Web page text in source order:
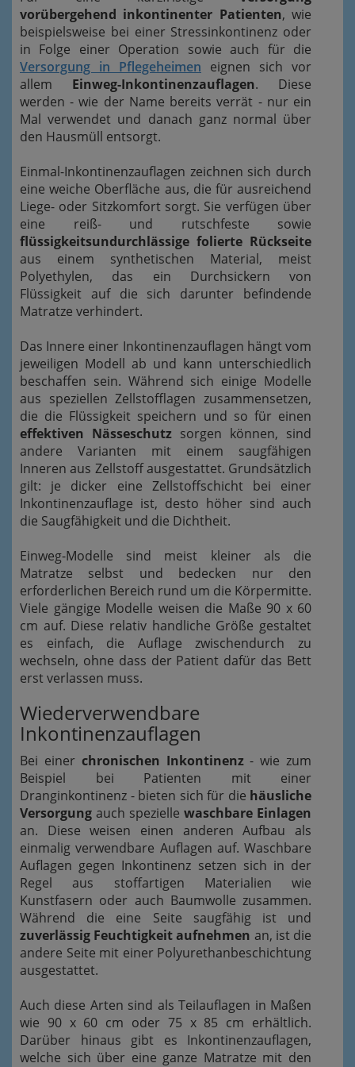
vorübergehend inkontinenter Patienten, wie
beispielsweise bei einer Stressinkontinenz oder
in Folge einer Operation sowie auch für die
Versorgung in Pflegeheimen eignen sich vor
allem Einweg-Inkontinenzauflagen. Diese
werden - wie der Name bereits verrät - nur ein
Mal verwendet und danach ganz normal über
den Hausmüll entsorgt.
Einmal-Inkontinenzauflagen zeichnen sich durch
eine weiche Oberfläche aus, die für ausreichend
Liege- oder Sitzkomfort sorgt. Sie verfügen über
eine reiß- und rutschfeste sowie
flüssigkeitsundurchlässige folierte Rückseite
aus einem synthetischen Material, meist
Polyethylen, das ein Durchsickern von
Flüssigkeit auf die sich darunter befindende
Matratze verhindert.
Das Innere einer Inkontinenzauflagen hängt vom
jeweiligen Modell ab und kann unterschiedlich
beschaffen sein. Während sich einige Modelle
aus speziellen Zellstofflagen zusammensetzen,
die die Flüssigkeit speichern und so für einen
effektiven Nässeschutz sorgen können, sind
andere Varianten mit einem saugfähigen
Inneren aus Zellstoff ausgestattet. Grundsätzlich
gilt: je dicker eine Zellstoffschicht bei einer
Inkontinenzauflage ist, desto höher sind auch
die Saugfähigkeit und die Dichtheit.
Einweg-Modelle sind meist kleiner als die
Matratze selbst und bedecken nur den
erforderlichen Bereich rund um die Körpermitte.
Viele gängige Modelle weisen die Maße 90 x 60
cm auf. Diese relativ handliche Größe gestaltet
es einfach, die Auflage zwischendurch zu
wechseln, ohne dass der Patient dafür das Bett
erst verlassen muss.
Wiederverwendbare
Inkontinenzauflagen
Bei einer chronischen Inkontinenz- wie zum
Beispiel bei Patienten mit einer
Dranginkontinenz - bieten sich für die häusliche
Versorgung auch spezielle waschbare Einlagen
an. Diese weisen einen anderen Aufbau als
einmalig verwendbare Auflagen auf. Waschbare
Auflagen gegen Inkontinenz setzen sich in der
Regel aus stoffartigen Materialien wie
Kunstfasern oder auch Baumwolle zusammen.
Während die eine Seite saugfähig ist und
zuverlässig Feuchtigkeit aufnehmen an, ist die
andere Seite mit einer Polyurethanbeschichtung
ausgestattet.
Auch diese Arten sind als Teilauflagen in Maßen
wie 90 x 60 cm oder 75 x 85 cm erhältlich.
Darüber hinaus gibt es Inkontinenzauflagen,
welche sich über eine ganze Matratze mit den